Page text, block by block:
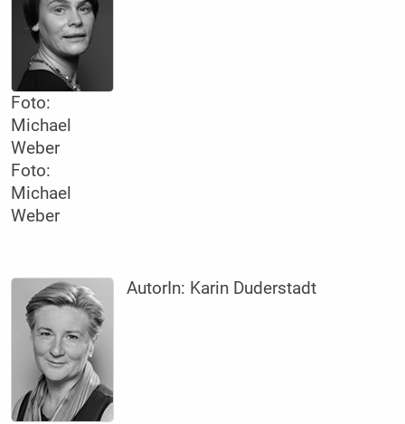
Foto:
Michael
Weber
Foto:
Michael
Weber
AutorIn: Karin Duderstadt